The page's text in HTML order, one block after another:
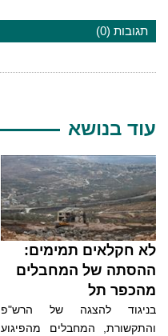
תגובות (0)
עוד בנושא
לא חקלאים תמימים:
ההסתה של המחבלים
מהכפר תל
בניגוד להצגה של הרש"פ
והתקשורת, המחבלים מהפיגוע